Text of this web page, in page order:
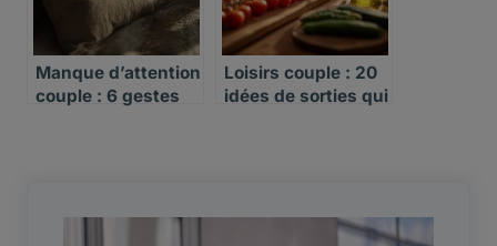
Manque d’attention
couple : 6 gestes
Loisirs couple : 20
idées de sorties qui